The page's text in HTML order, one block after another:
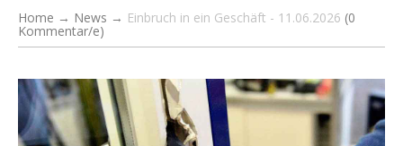
Home → News → Einbruch in ein Geschäft - 11.06.2026 (0
Kommentar/e)